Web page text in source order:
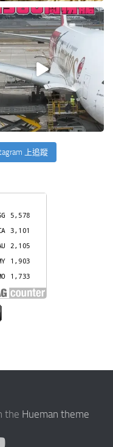
上追蹤
the Hueman theme